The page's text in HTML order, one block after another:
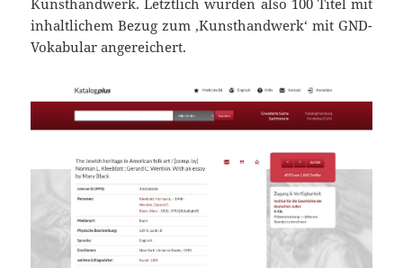
inhaltlichem Bezug zum ‚Kunsthandwerk‘ mit GND-
Vokabular angereichert.